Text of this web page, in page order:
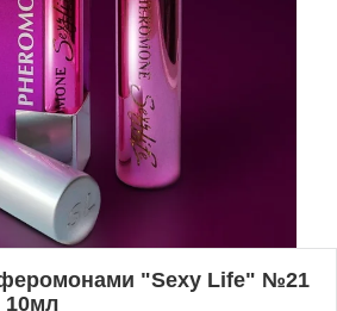
"Sexy Life" №21
10мл